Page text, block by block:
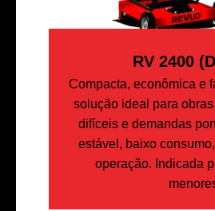
RV 2400
Compacta, econômica e
solução ideal para
difíceis e demandas
estável, baixo
operação. Indicada